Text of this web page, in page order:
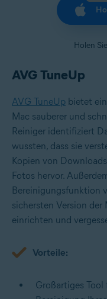
Holen
AVG TuneUp
AVG TuneUp bietet
Mac sauberer und
Reiniger identifiziert
wussten, dass sie
Kopien von
Fotos hervor.
Bereinigungsfunktion
sichersten Version der
einrichten und
Vorteile:
Großartiges